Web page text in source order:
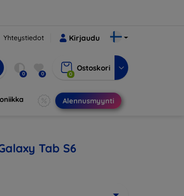
Yhteystiedot Kirjaudu
0 0 0
Ostoskori
Alennusmyynti
Tab S6